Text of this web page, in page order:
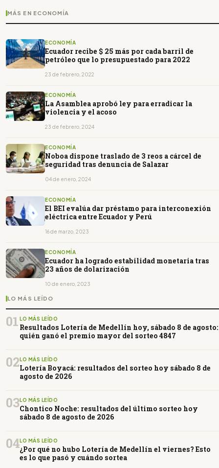
MÁS EN ECONOMÍA
ECONOMÍA
Ecuador recibe $ 25 más por cada barril de
petróleo que lo presupuestado para 2022
23 de febrero, 2022
ECONOMÍA
La Asamblea aprobó ley para erradicar la
violencia y el acoso
23 de febrero, 2024
ECONOMÍA
Noboa dispone traslado de 3 reos a cárcel de
seguridad tras denuncia de Salazar
04 de enero, 2024
ECONOMÍA
El BEI evalúa dar préstamo para interconexión
eléctrica entre Ecuador y Perú
16 de marzo, 2023
ECONOMÍA
Ecuador ha logrado estabilidad monetaria tras
23 años de dolarización
10 de enero, 2023
LO MÁS LEÍDO
01 LO MÁS LEÍDO
Resultados Lotería de Medellín hoy, sábado 8 de agosto:
quién ganó el premio mayor del sorteo 4847
02LO MÁS LEÍDO
Lotería Boyacá: resultados del sorteo hoy sábado 8 de
agosto de 2026
03LO MÁS LEÍDO
Chontico Noche: resultados del último sorteo hoy
sábado 8 de agosto de 2026
04LO MÁS LEÍDO
¿Por qué no hubo Lotería de Medellín el viernes? Esto
es lo que pasó y cuándo sortea